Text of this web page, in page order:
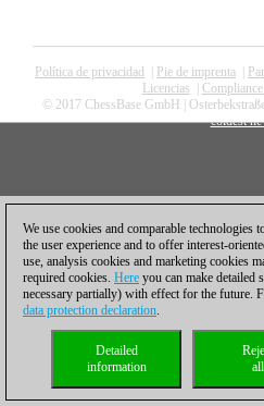
Política de privacidad Pie de imprenta
Licencias
© 2017 ChessBase GmbH |
coldest
We use cookies and comparable
the user experience and to offer interest-
use, analysis cookies and marketing cookies
required cookies. Here you can make detailed
necessary partially) with effect for the future.
data protection declaration.
all
Detailed
information